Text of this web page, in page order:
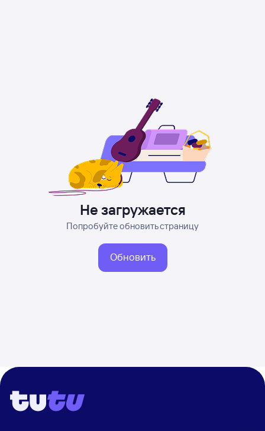
Не загружается
Попробуйте обновить страницу
Обновить